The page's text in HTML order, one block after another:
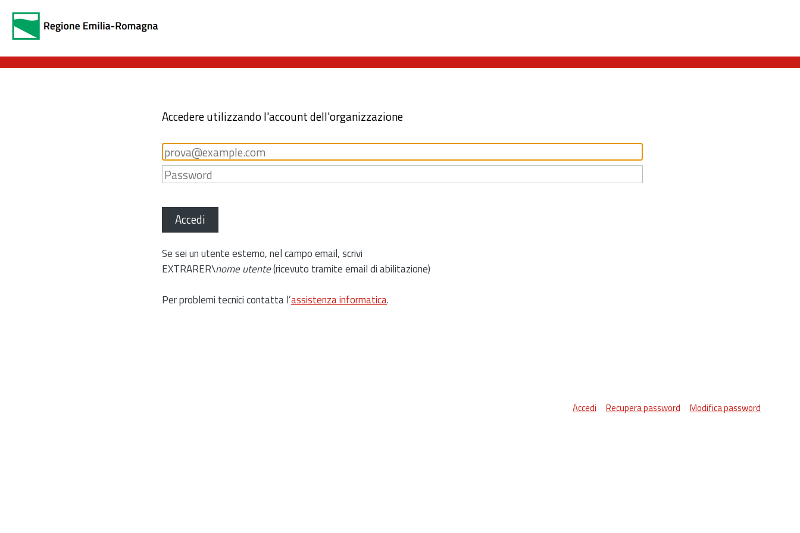
Accedere utilizzando l'account dell'organizzazione
Accedi
Se sei un utente esterno, nel campo email, scrivi
EXTRARER\nome utente(ricevuto tramite email di abilitazione)
Per problemi tecnici contatta l’assistenza informatica.
Accedi Recupera password Modifica password